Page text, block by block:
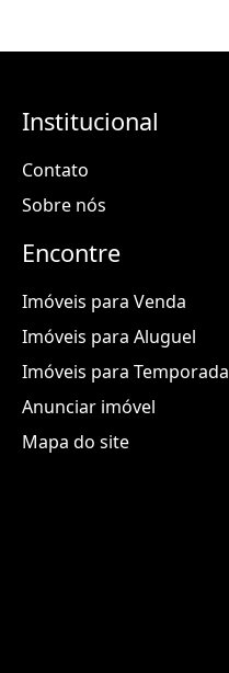
Institucional
Contato
Sobre nós
Encontre
Imóveis para Venda
Imóveis para Aluguel
Imóveis para Temporada
Anunciar imóvel
Mapa do site